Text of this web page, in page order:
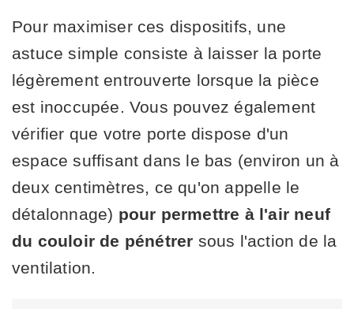
Pour maximiser ces dispositifs, une
astuce simple consiste à laisser la porte
légèrement entrouverte lorsque la pièce
est inoccupée. Vous pouvez également
vérifier que votre porte dispose d'un
espace suffisant dans le bas (environ un à
deux centimètres, ce qu'on appelle le
détalonnage) pour permettre à l'air neuf
du couloir de pénétrer sous l'action de la
ventilation.